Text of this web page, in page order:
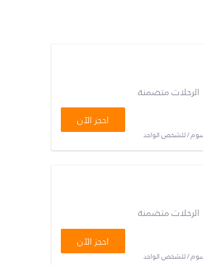
الرحلات متضمنة
/ للشخص الواحد
احجز الآن
الرحلات متضمنة
/ للشخص الواحد
احجز الآن